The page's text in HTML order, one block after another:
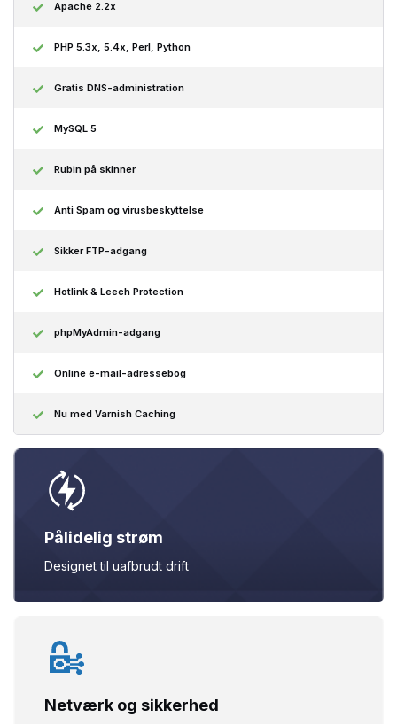
Apache 2.2x
PHP 5.3x, 5.4x, Perl, Python
Gratis DNS-administration
MySQL 5
Rubin på skinner
Anti Spam og virusbeskyttelse
Sikker FTP-adgang
Hotlink & Leech Protection
phpMyAdmin-adgang
Online e-mail-adressebog
Nu med Varnish Caching
Pålidelig strøm
Designet til uafbrudt drift
Netværk og sikkerhed